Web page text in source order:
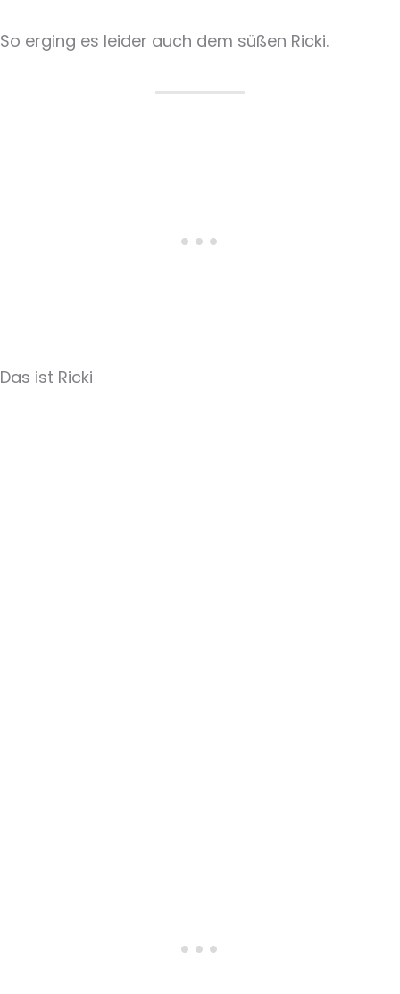
So erging es leider auch dem süßen Ricki.
Das ist Ricki